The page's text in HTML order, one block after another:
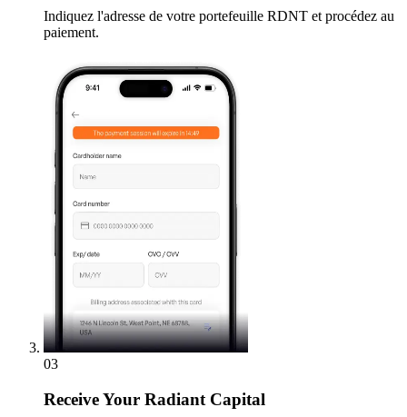
Indiquez l'adresse de votre portefeuille RDNT et procédez au
paiement.
03
ReceiveYour Radiant Capital